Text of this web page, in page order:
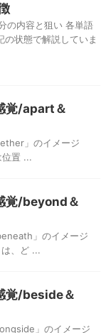
の内容と狙い 各単語
の状態で解説していま
覚/apart＆
」のイメージ
置 ...
覚/beyond＆
」のイメージ
、ど ...
覚/beside＆
」のイメージ